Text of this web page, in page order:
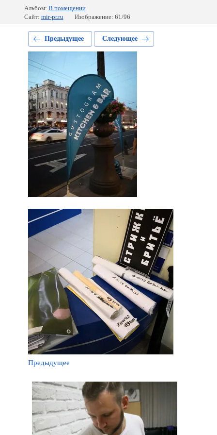
Альбом: В помещении
Сайт: mir-pr.ru Изображение: 61/96
Предыдущее Следующее
Предыдущее